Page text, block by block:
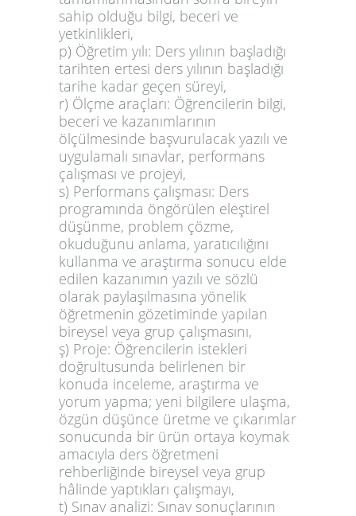
sahip olduğu bilgi, beceri ve
yetkinlikleri,
p) Öğretim yılı: Ders yılının başladığı
tarihten ertesi ders yılının başladığı
tarihe kadar geçen süreyi,
r) Ölçme araçları: Öğrencilerin bilgi,
beceri ve kazanımlarının
ölçülmesinde başvurulacak yazılı ve
uygulamalı sınavlar, performans
çalışması ve projeyi,
s) Performans çalışması: Ders
programında öngörülen eleştirel
düşünme, problem çözme,
okuduğunu anlama, yaratıcılığını
kullanma ve araştırma sonucu elde
edilen kazanımın yazılı ve sözlü
olarak paylaşılmasına yönelik
öğretmenin gözetiminde yapılan
bireysel veya grup çalışmasını,
ş) Proje: Öğrencilerin istekleri
doğrultusunda belirlenen bir
konuda inceleme, araştırma ve
yorum yapma; yeni bilgilere ulaşma,
özgün düşünce üretme ve çıkarımlar
sonucunda bir ürün ortaya koymak
amacıyla ders öğretmeni
rehberliğinde bireysel veya grup
hâlinde yaptıkları çalışmayı,
t) Sınav analizi: Sınav sonuçlarının